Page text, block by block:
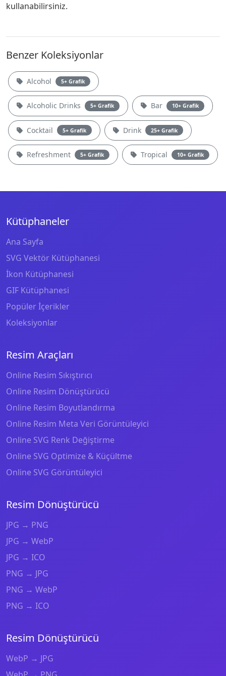
kullanabilirsiniz.
Benzer Koleksiyonlar
Alcohol 5+ Grafik
Alcoholic Drinks 5+ Grafik Bar 10+ Grafik
Cocktail 5+ Grafik Drink 25+ Grafik
Refreshment 5+ Grafik Tropical 10+ Grafik
Kütüphaneler
Ana Sayfa
SVG Vektör Kütüphanesi
İkon Kütüphanesi
GIF Kütüphanesi
Popüler İçerikler
Koleksiyonlar
Resim Araçları
Online Resim Sıkıştırıcı
Online Resim Dönüştürücü
Online Resim Boyutlandırma
Online Resim Meta Veri Görüntüleyici
Online SVG Renk Değiştirme
Online SVG Optimize & Küçültme
Online SVG Görüntüleyici
Resim Dönüştürücü
JPG → PNG
JPG → WebP
JPG → ICO
PNG → JPG
PNG → WebP
PNG → ICO
Resim Dönüştürücü
WebP → JPG